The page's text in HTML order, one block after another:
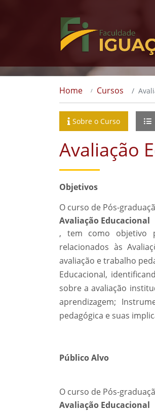
Home Cursos
Sobre o Curso
Avaliação
Objetivos
O curso de Pós-
Avaliação Educacional
, tem como objetivo
relacionados às
avaliação e trabalho
Educacional,
sobre a avaliação
aprendizagem;
pedagógica e suas
Público Alvo
O curso de Pós-
Avaliação Educacional